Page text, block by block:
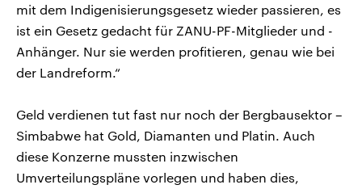
mit dem Indigenisierungsgesetz wieder passieren, es
ist ein Gesetz gedacht für ZANU-PF-Mitglieder und -
Anhänger. Nur sie werden profitieren, genau wie bei
der Landreform.“
Geld verdienen tut fast nur noch der Bergbausektor –
Simbabwe hat Gold, Diamanten und Platin. Auch
diese Konzerne mussten inzwischen
Umverteilungspläne vorlegen und haben dies,